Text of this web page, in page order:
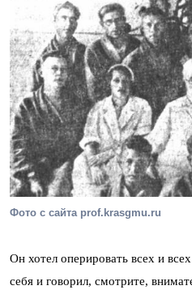
Фото с сайта prof.krasgmu.ru
Он хотел оперировать всех и
себя и говорил, смотрите,